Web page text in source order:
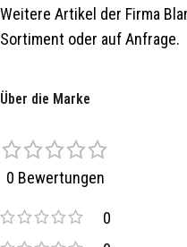
Weitere Artikel der Firma
Sortiment oder auf Anfrage.
Über die Marke
0 Bewertungen
0